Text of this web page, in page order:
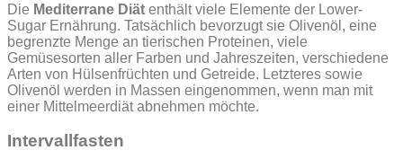
Die Mediterrane Diät enthält viele Elemente der Lower-
Sugar Ernährung. Tatsächlich bevorzugt sie Olivenöl, eine
begrenzte Menge an tierischen Proteinen, viele
Gemüsesorten aller Farben und Jahreszeiten, verschiedene
Arten von Hülsenfrüchten und Getreide. Letzteres sowie
Olivenöl werden in Massen eingenommen, wenn man mit
einer Mittelmeerdiät abnehmen möchte.
Intervallfasten